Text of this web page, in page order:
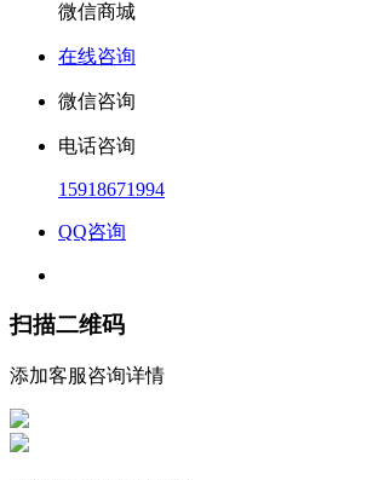
微信商城
在线咨询
微信咨询
电话咨询
15918671994
QQ咨询
扫描二维码
添加客服咨询详情